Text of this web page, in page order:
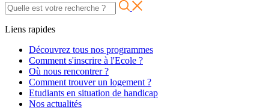
Liens rapides
Découvrez tous nos programmes
Comment s'inscrire à l'Ecole ?
Où nous rencontrer ?
Comment trouver un logement ?
Etudiants en situation de handicap
Nos actualités